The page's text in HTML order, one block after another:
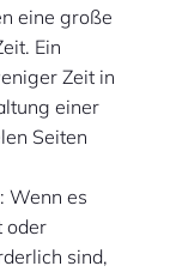
eine große
Ein
Zeit in
einer
Seiten
Wenn es
oder
sind,